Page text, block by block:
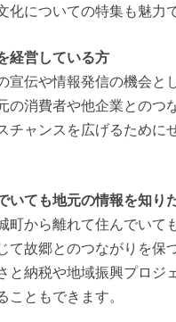
化についての特集も魅力で
経営している方
宣伝や情報発信の機会と
の消費者や他企業とのつ
チャンスを広げるために
いても地元の情報を知り
町から離れて住んでいて
て故郷とのつながりを保
と納税や地域振興プロジ
こともできます。